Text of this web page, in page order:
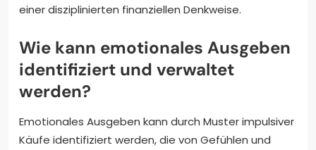
einer disziplinierten finanziellen Denkweise.
Wie kann emotionales Ausgeben
identifiziert und verwaltet
werden?
Emotionales Ausgeben kann durch Muster impulsiver
Käufe identifiziert werden, die von Gefühlen und